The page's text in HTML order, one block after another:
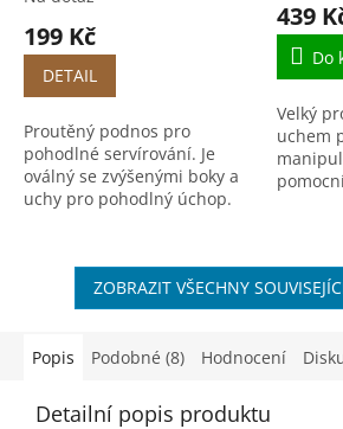
199 Kč
DETAIL
Proutěný podnos pro
pohodlné servírování. Je
oválný se zvýšenými boky a
uchy pro pohodlný úchop.
5,0
5
439
Do
Velký
uchem
ZOBRAZIT VŠECHNY
Popis Podobné (8) Hodnocení
Detailní popis produktu